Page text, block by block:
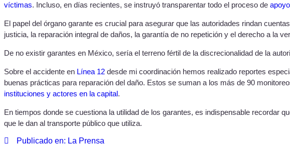
víctimas. Incluso, en días recientes, se instruyó transparentar todo el proceso de
El papel del órgano garante es crucial para asegurar que las autoridades rindan
justicia, la reparación integral de daños, la garantía de no repetición y el derecho a la
De no existir garantes en México, sería el terreno fértil de la discrecionalidad de la
Sobre el accidente en Línea 12 desde mi coordinación hemos realizado reportes
buenas prácticas para reparación del daño. Estos se suman a los más de 90
instituciones y actores en la capital.
En tiempos donde se cuestiona la utilidad de los garantes, es indispensable recordar
que le dan al transporte público que utiliza.
Publicado en: La Prensa